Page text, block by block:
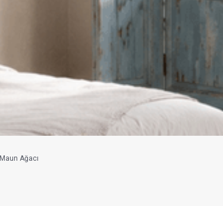
Maun Ağacı